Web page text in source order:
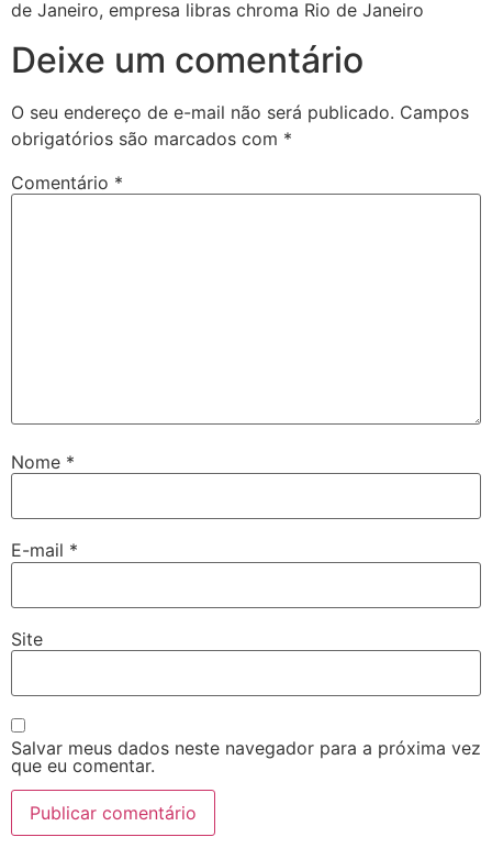
de Janeiro, empresa libras chroma Rio de Janeiro
Deixe um comentário
O seu endereço de e-mail não será publicado. Campos
obrigatórios são marcados com *
Comentário *
Nome *
E-mail *
Site
Salvar meus dados neste navegador para a próxima vez
que eu comentar.